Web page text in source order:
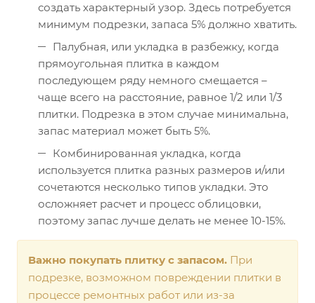
создать характерный узор. Здесь потребуется
минимум подрезки, запаса 5% должно хватить.
Палубная, или укладка в разбежку, когда
прямоугольная плитка в каждом
последующем ряду немного смещается –
чаще всего на расстояние, равное 1/2 или 1/3
плитки. Подрезка в этом случае минимальна,
запас материал может быть 5%.
Комбинированная укладка, когда
используется плитка разных размеров и/или
сочетаются несколько типов укладки. Это
осложняет расчет и процесс облицовки,
поэтому запас лучше делать не менее 10-15%.
Важно покупать плитку с запасом. При
подрезке, возможном повреждении плитки в
процессе ремонтных работ или из-за